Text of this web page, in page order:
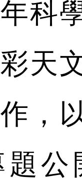
科
天
，